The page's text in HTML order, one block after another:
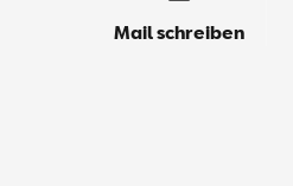
Mail schreiben